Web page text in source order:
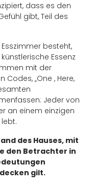
dass es den
gibt, Teil des
besteht,
Essenz
mit der
„One , Here,
Jeder von
an einem einzigen
des Hauses, mit
den Betrachter in
gilt.